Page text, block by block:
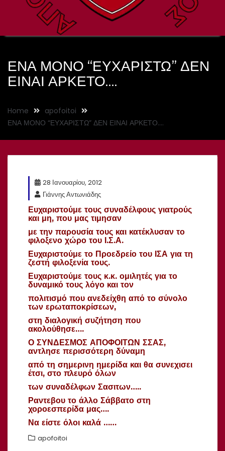
ΕΝΑ ΜΟΝΟ “ΕΥΧΑΡΙΣΤΩ” ΔΕΝ
ΕΙΝΑΙ ΑΡΚΕΤΟ….
Home
apofoitoi
ΕΝΑ ΜΟΝΟ “ΕΥΧΑΡΙΣΤΩ” ΔΕΝ ΕΙΝΑΙ ΑΡΚΕΤΟ….
28 Ιανουαρίου, 2012
Γιάννης Αντωνιάδης
Ευχαριστούμε τους συναδέλφους γιατρούς
και μη, που μας τιμησαν
με την παρουσία τους και κατέκλυσαν το
φιλοξενο χώρο του Ι.Σ.Α.
Ευχαριστούμε το Προεδρείο του ΙΣΑ για τη
ζεστή φιλοξενία τους.
Ευχαριστούμε τους κ.κ. ομιλητές για το
δυναμικό τους λόγο και τον
πολιτισμό που ανεδείχθη από το σύνολο
των ερωταποκρίσεων,
στη διαλογική συζήτηση που
ακολούθησε….
Ο ΣΥΝΔΕΣΜΟΣ ΑΠΟΦΟΙΤΩΝ ΣΣΑΣ,
αντλησε περισσότερη δύναμη
από τη σημερινη ημερίδα και θα συνεχισει
έτσι, στο πλευρό όλων
των συναδέλφων Σασιτων…..
Ραντεβου το άλλο Σάββατο στη
χοροεσπερίδα μας….
Να είστε όλοι καλά ……
apofoitoi